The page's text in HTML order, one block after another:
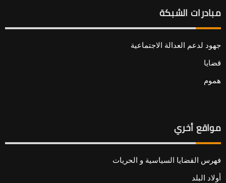
مبادرات الشبكة
جهود لدعم العدالة الاجتماعية
قضايا
هموم
مواقع أخري
فهرس القضايا السياسية و الحريات
أولاد البلد